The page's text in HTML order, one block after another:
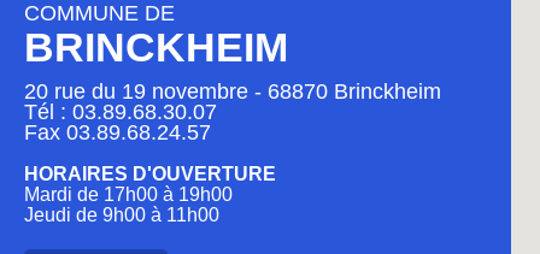
COMMUNE DE
BRINCKHEIM
20 rue du 19 novembre - 68870 Brinckheim
Tél : 03.89.68.30.07
Fax 03.89.68.24.57
HORAIRES D'OUVERTURE
Mardi de 17h00 à 19h00
Jeudi de 9h00 à 11h00